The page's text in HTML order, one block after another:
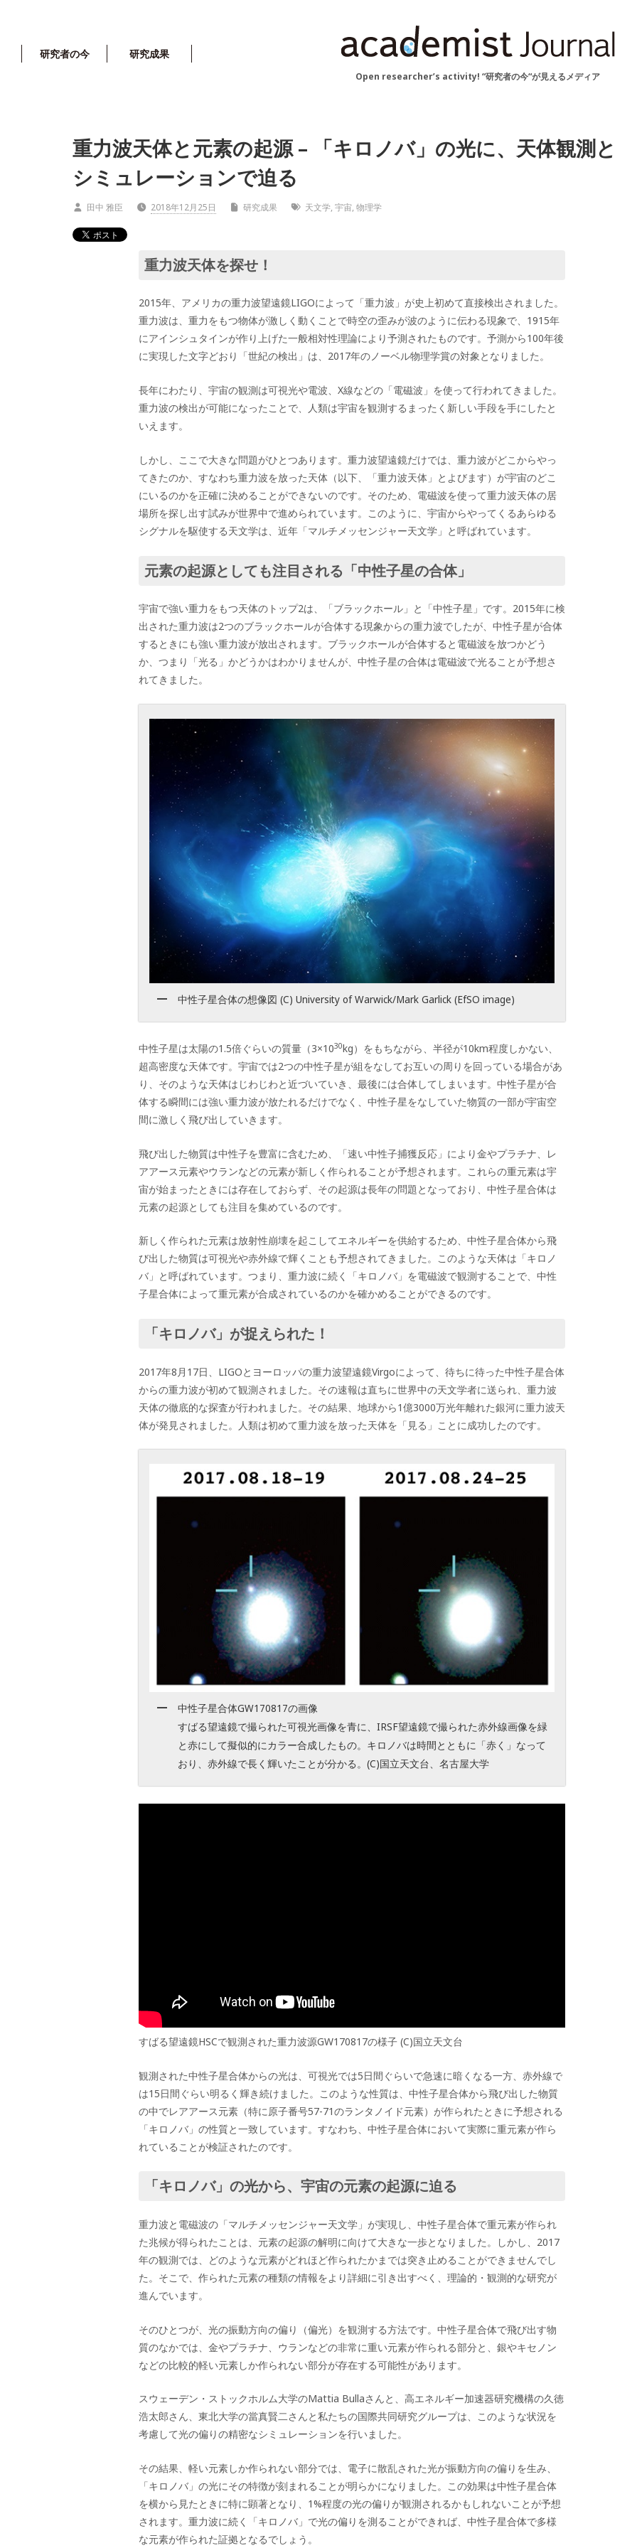
Open researcher’s activity! “研究者の今“が見えるメディア
研究者の今 研究成果
重力波天体と元素の起源 – 「キロノバ」の光に、天体観測と
シミュレーションで迫る
田中 雅臣 2018年12月25日 研究成果 天文学, 宇宙, 物理学
重力波天体を探せ！
2015年、アメリカの重力波望遠鏡LIGOによって「重力波」が史上初めて直接検出されました。
重力波は、重力をもつ物体が激しく動くことで時空の歪みが波のように伝わる現象で、1915年
にアインシュタインが作り上げた一般相対性理論により予測されたものです。予測から100年後
に実現した文字どおり「世紀の検出」は、2017年のノーベル物理学賞の対象となりました。
長年にわたり、宇宙の観測は可視光や電波、X線などの「電磁波」を使って行われてきました。
重力波の検出が可能になったことで、人類は宇宙を観測するまったく新しい手段を手にしたと
いえます。
しかし、ここで大きな問題がひとつあります。重力波望遠鏡だけでは、重力波がどこからやっ
てきたのか、すなわち重力波を放った天体（以下、「重力波天体」とよびます）が宇宙のどこ
にいるのかを正確に決めることができないのです。そのため、電磁波を使って重力波天体の居
場所を探し出す試みが世界中で進められています。このように、宇宙からやってくるあらゆる
シグナルを駆使する天文学は、近年「マルチメッセンジャー天文学」と呼ばれています。
元素の起源としても注目される「中性子星の合体」
宇宙で強い重力をもつ天体のトップ2は、「ブラックホール」と「中性子星」です。2015年に検
出された重力波は2つのブラックホールが合体する現象からの重力波でしたが、中性子星が合体
するときにも強い重力波が放出されます。ブラックホールが合体すると電磁波を放つかどう
か、つまり「光る」かどうかはわかりませんが、中性子星の合体は電磁波で光ることが予想さ
れてきました。
中性子星合体の想像図 (C) University of Warwick/Mark Garlick (EfSO image)
中性子星は太陽の1.5倍ぐらいの質量（3×1030kg）をもちながら、半径が10km程度しかない、
超高密度な天体です。宇宙では2つの中性子星が組をなしてお互いの周りを回っている場合があ
り、そのような天体はじわじわと近づいていき、最後には合体してしまいます。中性子星が合
体する瞬間には強い重力波が放たれるだけでなく、中性子星をなしていた物質の一部が宇宙空
間に激しく飛び出していきます。
飛び出した物質は中性子を豊富に含むため、「速い中性子捕獲反応」により金やプラチナ、レ
アアース元素やウランなどの元素が新しく作られることが予想されます。これらの重元素は宇
宙が始まったときには存在しておらず、その起源は長年の問題となっており、中性子星合体は
元素の起源としても注目を集めているのです。
新しく作られた元素は放射性崩壊を起こしてエネルギーを供給するため、中性子星合体から飛
び出した物質は可視光や赤外線で輝くことも予想されてきました。このような天体は「キロノ
バ」と呼ばれています。つまり、重力波に続く「キロノバ」を電磁波で観測することで、中性
子星合体によって重元素が合成されているのかを確かめることができるのです。
「キロノバ」が捉えられた！
2017年8月17日、LIGOとヨーロッパの重力波望遠鏡Virgoによって、待ちに待った中性子星合体
からの重力波が初めて観測されました。その速報は直ちに世界中の天文学者に送られ、重力波
天体の徹底的な探査が行われました。その結果、地球から1億3000万光年離れた銀河に重力波天
体が発見されました。人類は初めて重力波を放った天体を「見る」ことに成功したのです。
中性子星合体GW170817の画像
すばる望遠鏡で撮られた可視光画像を青に、IRSF望遠鏡で撮られた赤外線画像を緑
と赤にして擬似的にカラー合成したもの。キロノバは時間とともに「赤く」なって
おり、赤外線で長く輝いたことが分かる。(C)国立天文台、名古屋大学
すばる望遠鏡HSCで観測された重力波源GW170817の様子 (C)国立天文台
観測された中性子星合体からの光は、可視光では5日間ぐらいで急速に暗くなる一方、赤外線で
は15日間ぐらい明るく輝き続けました。このような性質は、中性子星合体から飛び出した物質
の中でレアアース元素（特に原子番号57-71のランタノイド元素）が作られたときに予想される
「キロノバ」の性質と一致しています。すなわち、中性子星合体において実際に重元素が作ら
れていることが検証されたのです。
「キロノバ」の光から、宇宙の元素の起源に迫る
重力波と電磁波の「マルチメッセンジャー天文学」が実現し、中性子星合体で重元素が作られ
た兆候が得られたことは、元素の起源の解明に向けて大きな一歩となりました。しかし、2017
年の観測では、どのような元素がどれほど作られたかまでは突き止めることができませんでし
た。そこで、作られた元素の種類の情報をより詳細に引き出すべく、理論的・観測的な研究が
進んでいます。
そのひとつが、光の振動方向の偏り（偏光）を観測する方法です。中性子星合体で飛び出す物
質のなかでは、金やプラチナ、ウランなどの非常に重い元素が作られる部分と、銀やキセノン
などの比較的軽い元素しか作られない部分が存在する可能性があります。
スウェーデン・ストックホルム大学のMattia Bullaさんと、高エネルギー加速器研究機構の久徳
浩太郎さん、東北大学の當真賢二さんと私たちの国際共同研究グループは、このような状況を
考慮して光の偏りの精密なシミュレーションを行いました。
その結果、軽い元素しか作られない部分では、電子に散乱された光が振動方向の偏りを生み、
「キロノバ」の光にその特徴が刻まれることが明らかになりました。この効果は中性子星合体
を横から見たときに特に顕著となり、1%程度の光の偏りが観測されるかもしれないことが予想
されます。重力波に続く「キロノバ」で光の偏りを測ることができれば、中性子星合体で多様
な元素が作られた証拠となるでしょう。